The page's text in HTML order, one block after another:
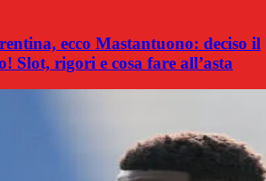
ecco Mastantuono: deciso il
Slot, rigori e cosa fare all’asta